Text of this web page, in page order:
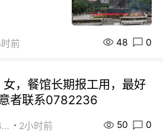
前 48 0
，餐馆长期报工用，最好
者联系0782236
街友74434350 2小时前 50 0